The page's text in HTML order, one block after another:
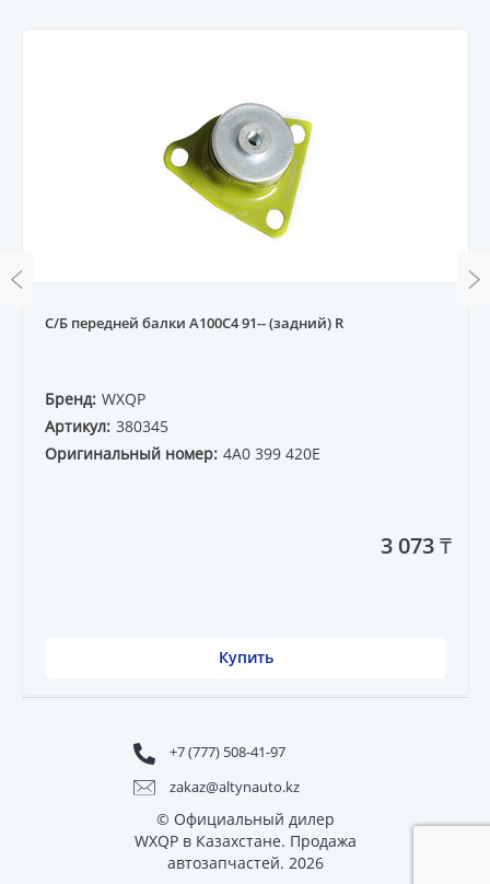
С/Б передней балки A100C4 91-- (задний) R
Бренд: WXQP
Артикул: 380345
Оригинальный номер: 4A0 399 420E
3 073 ₸
Купить
+7 (777) 508-41-97
zakaz@altynauto.kz
© Официальный дилер
WXQP в Казахстане. Продажа
автозапчастей. 2026